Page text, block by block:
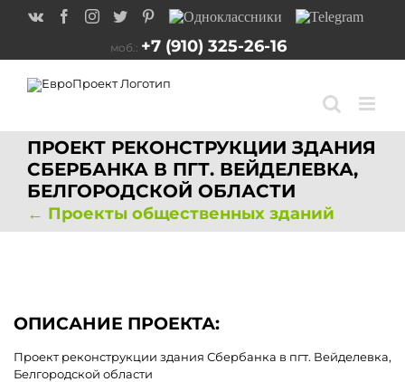
Vk Facebook
Instagram
TwitterPinterest
Одноклассники Telegram
моб.: +7 (910) 325-26-16
ПРОЕКТ РЕКОНСТРУКЦИИ ЗДАНИЯ
СБЕРБАНКА В ПГТ. ВЕЙДЕЛЕВКА,
БЕЛГОРОДСКОЙ ОБЛАСТИ
← Проекты общественных зданий
ОПИСАНИЕ ПРОЕКТА:
Проект реконструкции здания Сбербанка в пгт. Вейделевка,
Белгородской области